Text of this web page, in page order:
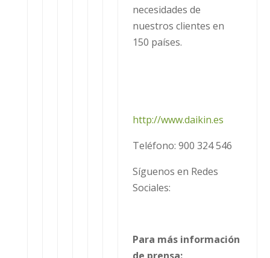
necesidades de
nuestros clientes en
150 países.
http://www.daikin.es
Teléfono: 900 324 546
Síguenos en Redes
Sociales:
Para más información